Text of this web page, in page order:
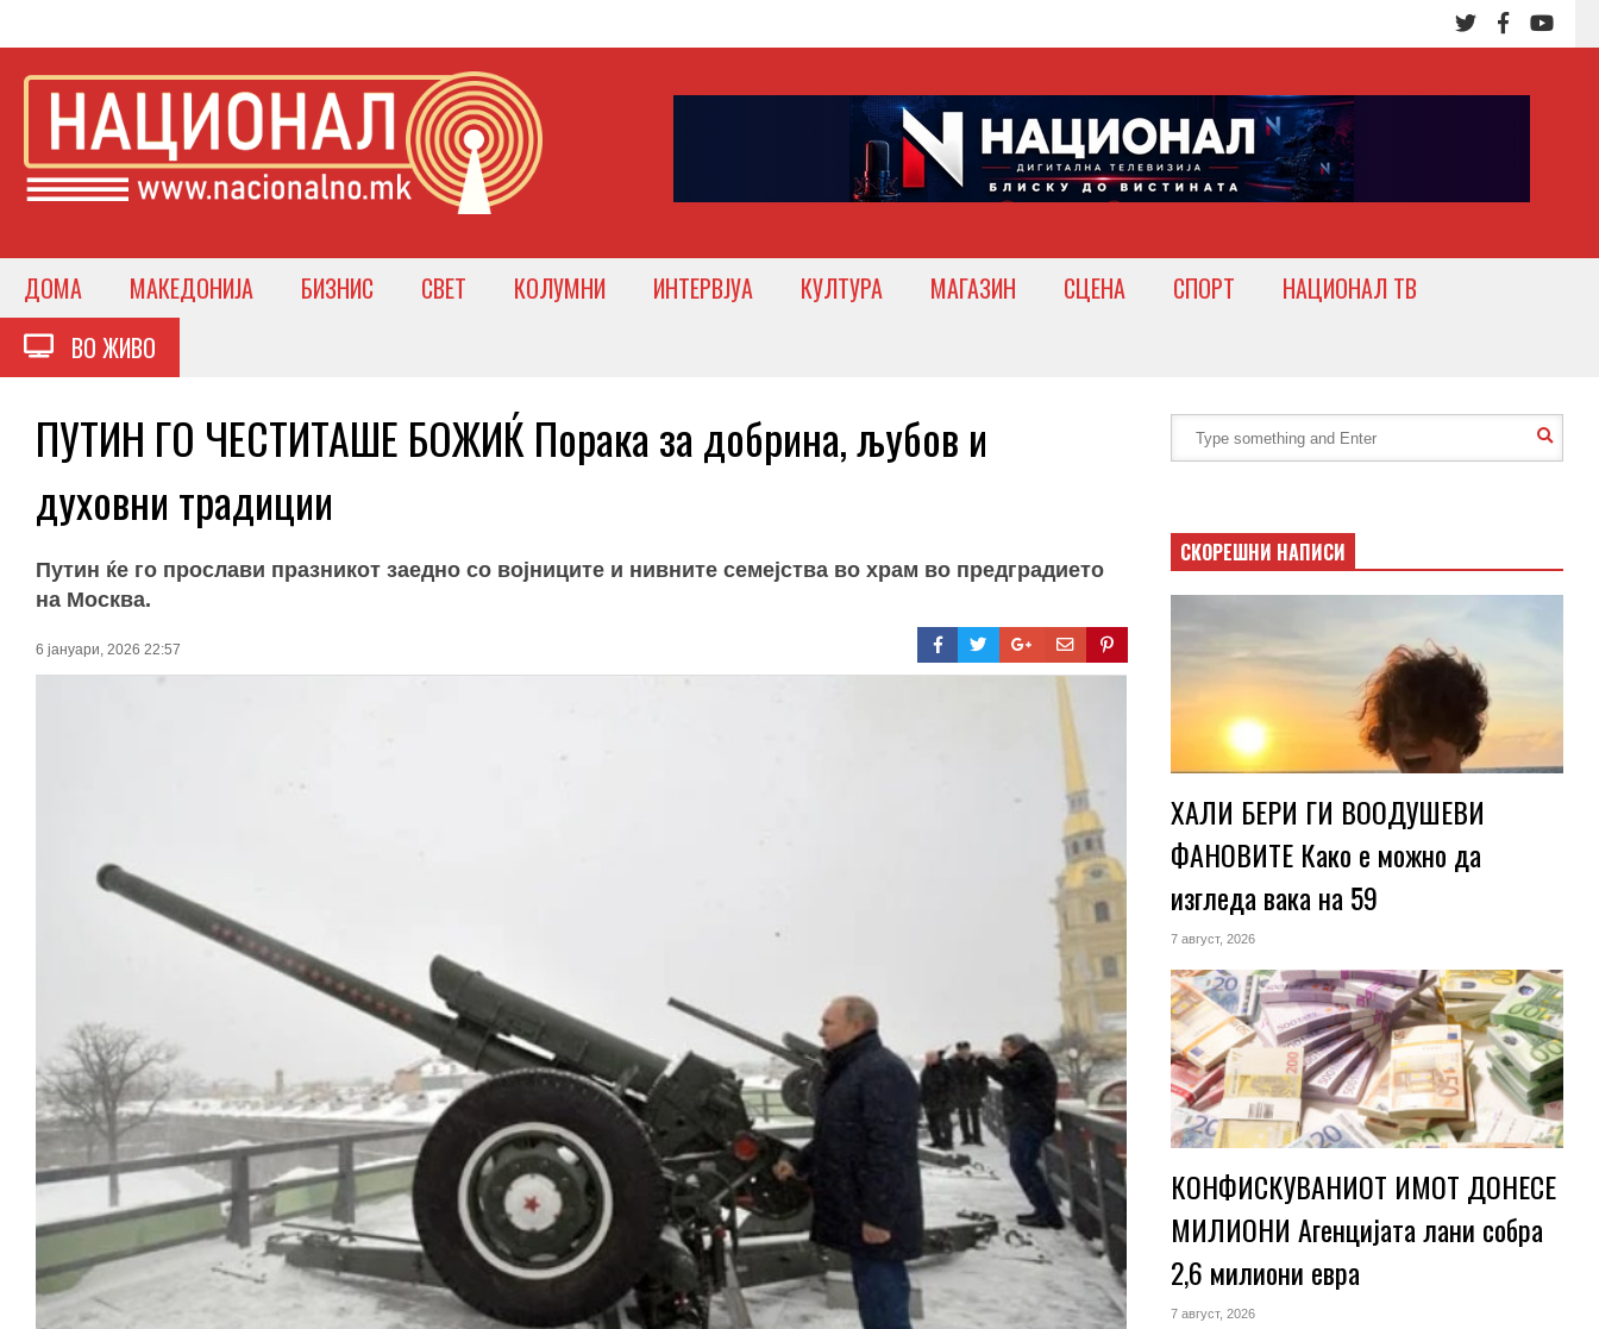
ДОМА МАКЕДОНИЈА БИЗНИС СВЕТ КОЛУМНИ ИНТЕРВЈУА КУЛТУРА МАГАЗИН СЦЕНА СПОРТ
НАЦИОНАЛ ТВ
ВО ЖИВО
ПУТИН ГО ЧЕСТИТАШЕ БОЖИЌ Порака за добрина, љубов и
духовни традиции
Путин ќе го прослави празникот заедно со војниците и нивните семејства во храм во предградието
на Москва.
6 јануари, 2026 22:57
СКОРЕШНИ НАПИСИ
ХАЛИ БЕРИ ГИ ВООДУШЕВИ
ФАНОВИТЕ Како е можно да
изгледа вака на 59
7 август, 2026
КОНФИСКУВАНИОТ ИМОТ ДОНЕСЕ
МИЛИОНИ Агенцијата лани собра
2,6 милиони евра
7 август, 2026